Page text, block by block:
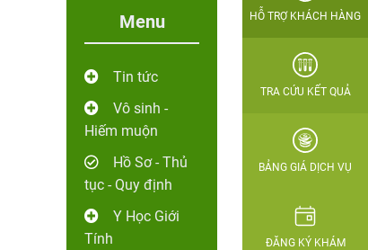
Menu
Tin tức
Vô sinh -
Hiếm muộn
Hồ Sơ - Thủ
tục - Quy định
Y Học Giới
Tính
HỖ TRỢ KHÁCH HÀNG
TRA CỨU KẾT QUẢ
BẢNG GIÁ DỊCH VỤ
ĐĂNG KÝ KHÁM